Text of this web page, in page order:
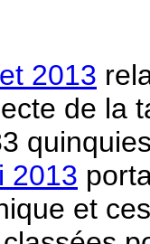
2013
de la
2013
et